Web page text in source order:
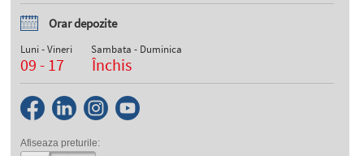
Orar depozite
Luni - Vineri
09 - 17
Sambata - Duminica
Închis
Afiseaza preturile: